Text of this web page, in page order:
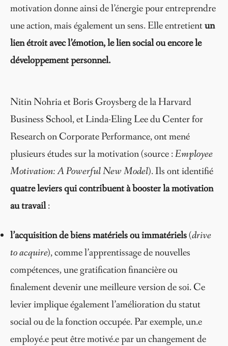
motivation donne ainsi de l’énergie pour entreprendre
une action, mais également un sens. Elle entretientun
lien étroit avec l’émotion, le lien social ou encore le
développement personnel.
Nitin Nohria et Boris Groysberg de la Harvard
Business School, et Linda-Eling Lee du Center for
Research on Corporate Performance, ont mené
plusieurs études sur la motivation (source :Employee
Motivation: A Powerful New Model). Ils ont identifié
quatre leviers qui contribuent à booster la motivation
au travail:
l’acquisition de biens matériels ou immatériels(drive
to acquire), comme l’apprentissage de nouvelles
compétences,une gratification financière ou
finalement devenir une meilleure version de soi. Ce
levier implique également l’amélioration du statut
social ou de la fonction occupée. Par exemple, un.e
employé.e peut être motivé.e par un changement de